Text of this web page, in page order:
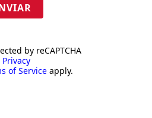
by reCAPTCHA
Privacy
of Service apply.